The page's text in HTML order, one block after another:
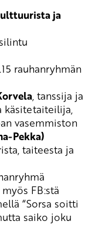
ja
rauhanryhmän
, tanssija ja
käsitetaiteilija,
vasemmiston
Pekka)
taiteesta ja
FB:stä
“Sorsa soitti
saiko joku